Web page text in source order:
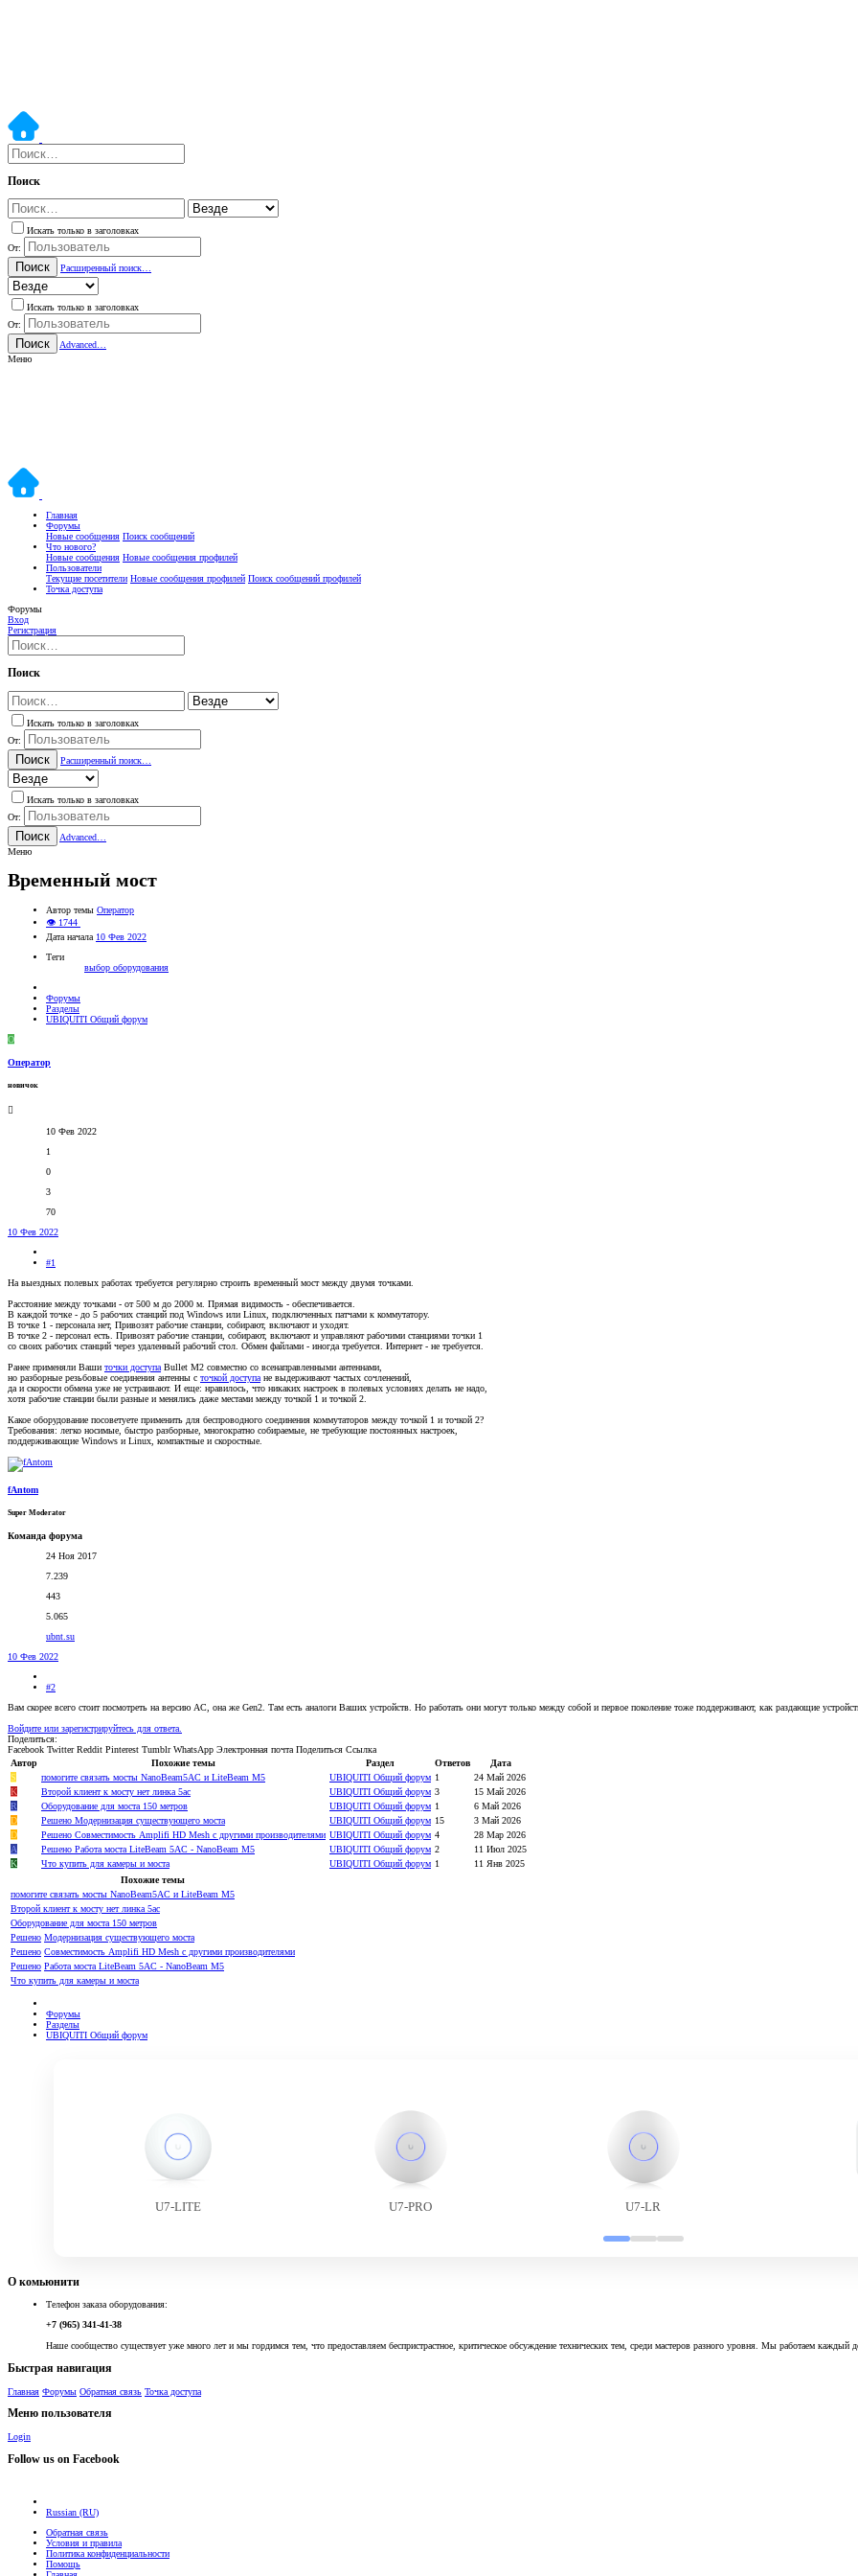
Поиск
Искать только в заголовках
От:
Поиск Расширенный поиск…
Искать только в заголовках
От:
Поиск
Advanced…
Меню
Главная
Форумы
Новые сообщения Поиск сообщений
Что нового?
Новые сообщения Новые сообщения профилей
Пользователи
Текущие посетители Новые сообщения профилей Поиск сообщений профилей
Точка доступа
Форумы
Вход
Регистрация
Поиск
Искать только в заголовках
От:
Поиск Расширенный поиск…
Искать только в заголовках
От:
Поиск
Advanced…
Меню
Временный мост
Автор темы Оператор
👁 1744
Дата начала 10 Фев 2022
Теги
выбор оборудования
Форумы
Разделы
UBIQUITI Общий форум
О
Оператор
новичок
10 Фев 2022
1
0
3
70
10 Фев 2022
#1
На выездных полевых работах требуется регулярно строить временный мост между двумя точками.
Расстояние между точками - от 500 м до 2000 м. Прямая видимость - обеспечивается.
В каждой точке - до 5 рабочих станций под Windows или Linux, подключенных патчами к коммутатору.
В точке 1 - персонала нет, Привозят рабочие станции, собирают, включают и уходят.
В точке 2 - персонал есть. Привозят рабочие станции, собирают, включают и управляют рабочими станциями точки 1
со своих рабочих станций через удаленный рабочий стол. Обмен файлами - иногда требуется. Интернет - не требуется.
Ранее применяли Ваши точки доступа Bullet M2 совместно со всенаправленными антеннами,
но разборные резьбовые соединения антенны с точкой доступа не выдерживают частых сочленений,
да и скорости обмена уже не устраивают. И еще: нравилось, что никаких настроек в полевых условиях делать не надо,
хотя рабочие станции были разные и менялись даже местами между точкой 1 и точкой 2.
Какое оборудование посоветуете применить для беспроводного соединения коммутаторов между точкой 1 и точкой 2?
Требования: легко носимые, быстро разборные, многократно собираемые, не требующие постоянных настроек,
поддерживающие Windows и Linux, компактные и скоростные.
fAntom
Super Moderator
Команда форума
24 Ноя 2017
7.239
443
5.065
ubnt.su
10 Фев 2022
#2
Вам скорее всего стоит посмотреть на версию AC, она же Gen2. Там есть аналоги Ваших устройств. Но работать они могут только между собой и первое поколение тоже поддерживают, как раздающие
Войдите или зарегистрируйтесь для ответа.
Поделиться:
Facebook Twitter Reddit Pinterest Tumblr WhatsApp Электронная почта Поделиться Ссылка
Автор
Похожие темы Раздел Ответов
Дата
S
помогите связать мосты NanoBeam5AC и LiteBeam M5 UBIQUITI Общий форум 1
24 Май 2026
K
Второй клиент к мосту нет линка 5ac UBIQUITI Общий форум 3
15 Май 2026
R
Оборудование для моста 150 метров UBIQUITI Общий форум 1
6 Май 2026
D
Решено Модернизация существующего моста UBIQUITI Общий форум 15
3 Май 2026
D
Решено Совместимость Amplifi HD Mesh c другими производителями UBIQUITI Общий форум 4
28 Мар 2026
A
Решено Работа моста LiteBeam 5AC - NanoBeam M5 UBIQUITI Общий форум 2
11 Июл 2025
K
Что купить для камеры и моста UBIQUITI Общий форум 1
11 Янв 2025
Похожие темы
помогите связать мосты NanoBeam5AC и LiteBeam M5
Второй клиент к мосту нет линка 5ac
Оборудование для моста 150 метров
Решено Модернизация существующего моста
Решено Совместимость Amplifi HD Mesh c другими производителями
Решено Работа моста LiteBeam 5AC - NanoBeam M5
Что купить для камеры и моста
Форумы
Разделы
UBIQUITI Общий форум
U7-LITE U7-PRO U7-LR
О комьюнити
Телефон заказа оборудования:
+7 (965) 341-41-38
Наше сообщество существует уже много лет и мы гордимся тем, что предоставляем беспристрастное, критическое обсуждение технических тем, среди мастеров разного уровня. Мы работаем
Быстрая навигация
Главная Форумы Обратная связь Точка доступа
Меню пользователя
Login
Follow us on Facebook
Russian (RU)
Обратная связь
Условия и правила
Политика конфиденциальности
Помощь